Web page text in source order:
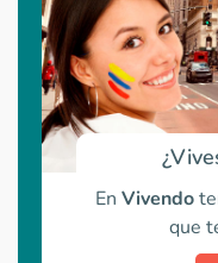
En Vivendo
que